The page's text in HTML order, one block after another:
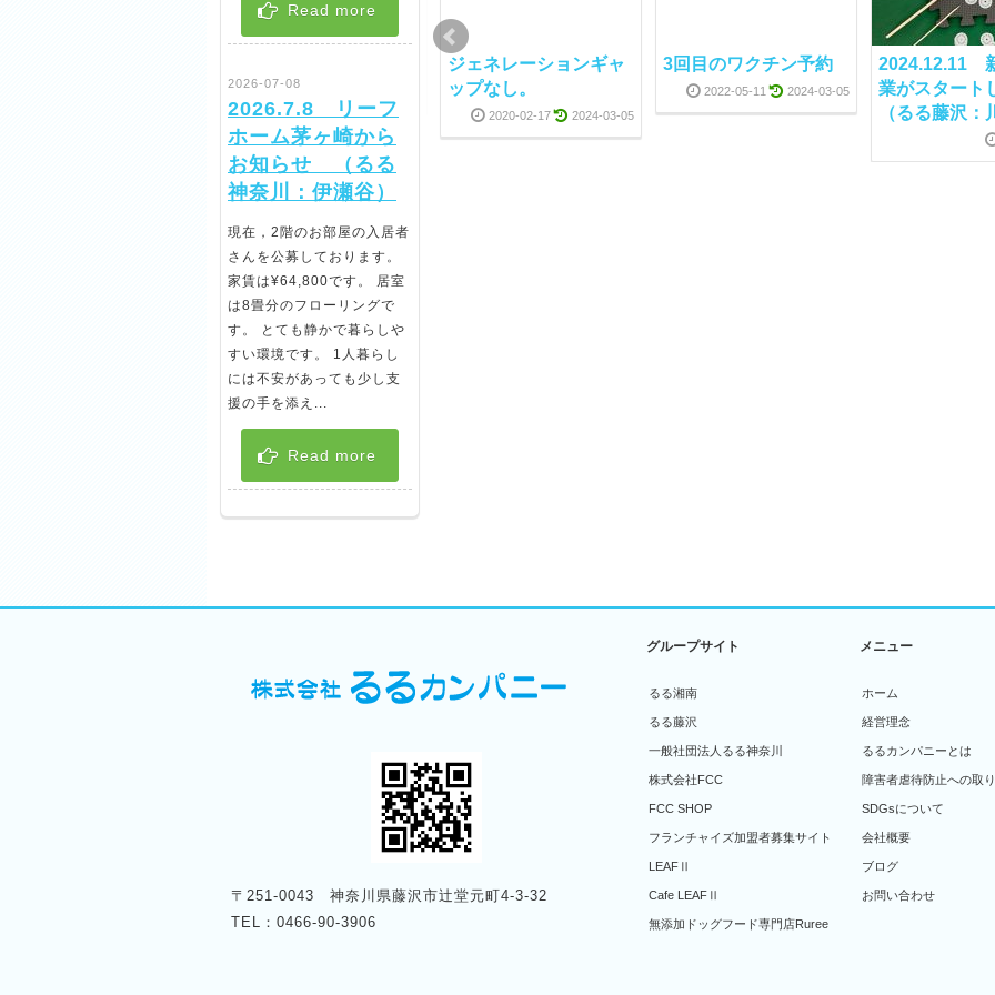
2019-07-05
ジェネレーションギャ
ップなし。
2020-02-17 2024-03-05
3回目のワクチン予約
2022-05-11 2024-03-05
2024.12.11
業がスタート
（るる藤沢：
暑中お見舞い申し上げ
ます
Read more
2026-07-08
2026.7.8 リーフ
ホーム茅ヶ崎から
お知らせ （るる
神奈川：伊瀬谷）
現在，2階のお部屋の入居者
さんを公募しております。
家賃は¥64,800です。 居室
は8畳分のフローリングで
す。 とても静かで暮らしや
すい環境です。 1人暮らし
には不安があっても少し支
援の手を添え...
Read more
〒251-0043 神奈川県藤沢市辻堂元町4-3-32
TEL：0466-90-3906
グループサイト
るる湘南
るる藤沢
一般社団法人るる神奈川
株式会社FCC
FCC SHOP
フランチャイズ加盟者募集サイト
LEAFⅡ
Cafe LEAFⅡ
無添加ドッグフード専門店Ruree
メニュー
ホーム
経営理念
るるカンパニーとは
障害者虐待防止への取
SDGsについて
会社概要
ブログ
お問い合わせ